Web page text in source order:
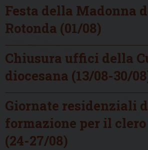
Festa della Madonna
Rotonda (01/08)
Chiusura uffici della
diocesana (13/08-30/
Giornate residenziali
formazione per il
(24-27/08)